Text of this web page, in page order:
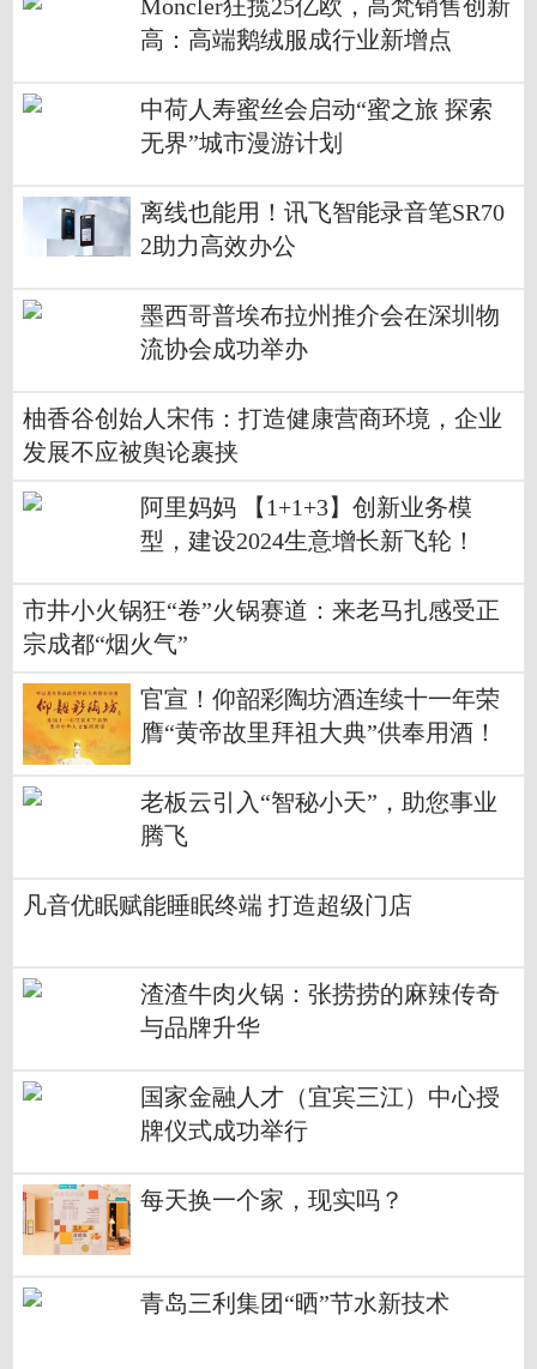
Moncler狂揽25亿欧，高梵销售创新
高：高端鹅绒服成行业新增点
中荷人寿蜜丝会启动“蜜之旅 探索
无界”城市漫游计划
离线也能用！讯飞智能录音笔SR70
2助力高效办公
墨西哥普埃布拉州推介会在深圳物
流协会成功举办
柚香谷创始人宋伟：打造健康营商环境，企业
发展不应被舆论裹挟
阿里妈妈 【1+1+3】创新业务模
型，建设2024生意增长新飞轮！
市井小火锅狂“卷”火锅赛道：来老马扎感受正
宗成都“烟火气”
官宣！仰韶彩陶坊酒连续十一年荣
膺“黄帝故里拜祖大典”供奉用酒！
老板云引入“智秘小天”，助您事业
腾飞
凡音优眠赋能睡眠终端 打造超级门店
渣渣牛肉火锅：张捞捞的麻辣传奇
与品牌升华
国家金融人才（宜宾三江）中心授
牌仪式成功举行
每天换一个家，现实吗？
青岛三利集团“晒”节水新技术